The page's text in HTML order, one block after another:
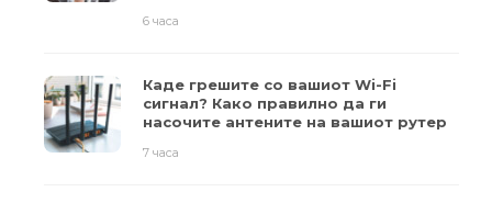
6 часа
Каде грешите со вашиот Wi-Fi
сигнал? Како правилно да ги
насочите антените на вашиот рутер
7 часа